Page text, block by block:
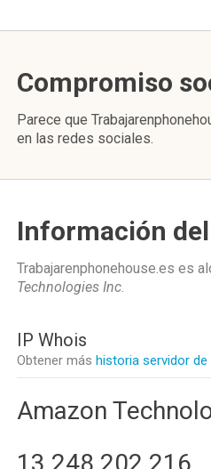
Compromiso
Parece que
en las redes sociales.
Información
Trabajarenphonehouse.es es
Technologies Inc.
IP Whois
Obtener más historia servidor de
Amazon